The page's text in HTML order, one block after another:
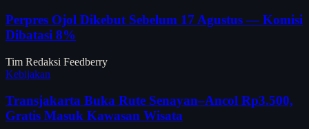
Perpres Ojol Dikebut Sebelum 17 Agustus — Komisi
Dibatasi 8%
Tim Redaksi Feedberry
Kebijakan
Transjakarta Buka Rute Senayan–Ancol Rp3.500,
Gratis Masuk Kawasan Wisata